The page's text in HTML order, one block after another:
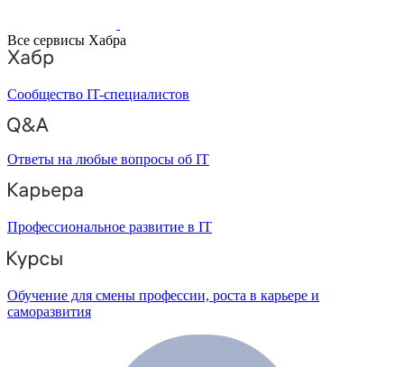
Все сервисы Хабра
Сообщество IT-специалистов
Ответы на любые вопросы об IT
Профессиональное развитие в IT
Обучение для смены профессии, роста в карьере и
саморазвития